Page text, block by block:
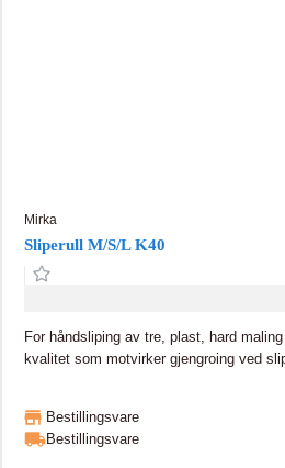
Mirka
Sliperull M/S/L K40
For håndsliping av tre, plast, hard maling eller lakk.
kvalitet som motvirker gjengroing ved
Bestillingsvare
Bestillingsvare